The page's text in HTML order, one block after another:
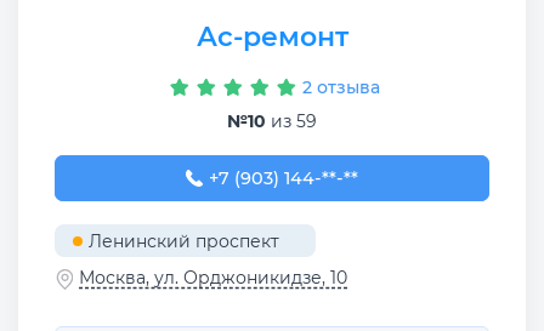
Ас-ремонт
2 отзыва
№10 из 59
+7 (903) 144-79-40
+7 (903) 144-**-**
Ленинский проспект
Москва, ул. Орджоникидзе, 10